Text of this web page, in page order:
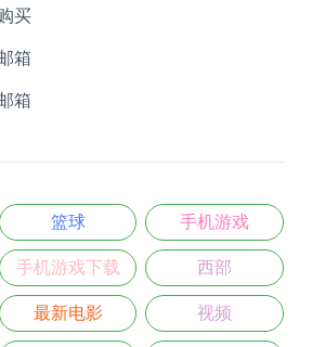
买
箱
箱
篮球 手机游戏
手机游戏下载 西部
最新电影 视频